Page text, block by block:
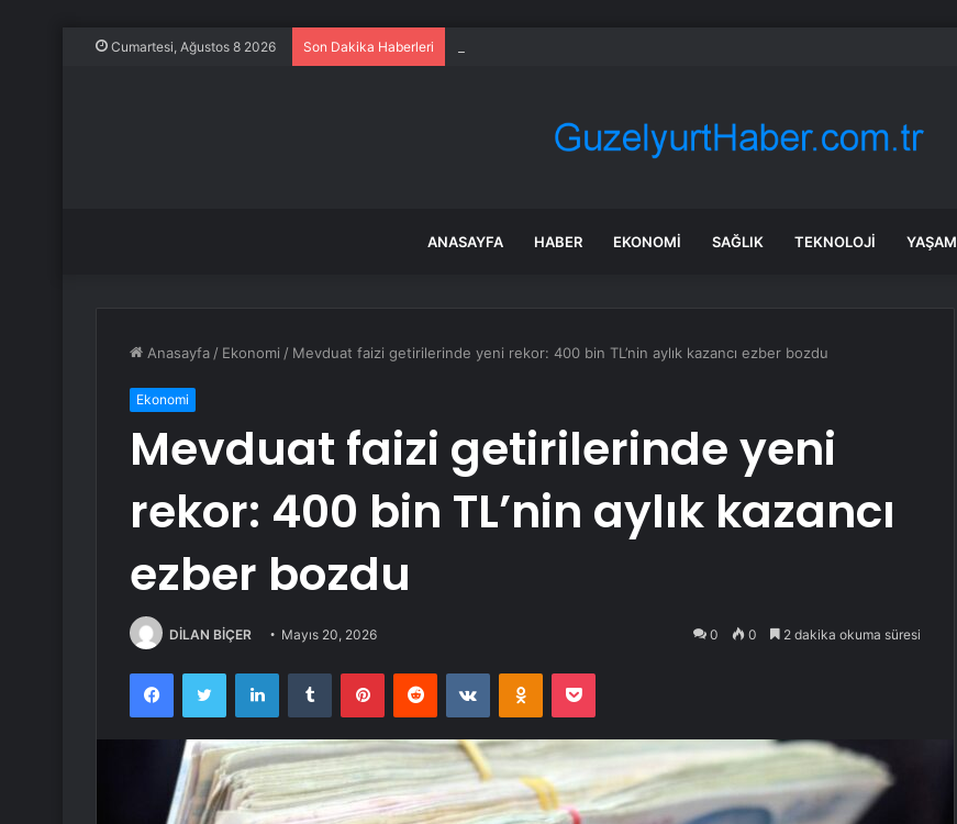
Cumartesi, Ağustos 8 2026 Son Dakika Haberleri
ANASAYFA HABER EKONOMI SAĞLIK TEKNOLOJI YAŞAM
Anasayfa / Ekonomi / Mevduat faizi getirilerinde yeni rekor: 400 bin TL’nin aylık kazancı ezber bozdu
Ekonomi
Mevduat faizi getirilerinde yeni
rekor: 400 bin TL’nin aylık kazancı
ezber bozdu
DİLAN BİÇER Mayıs 20, 2026 0 0 2 dakika okuma süresi
FacebookTwitter LinkedInTumblr PinterestReddit VKontakteOdnoklassniki
Pocket